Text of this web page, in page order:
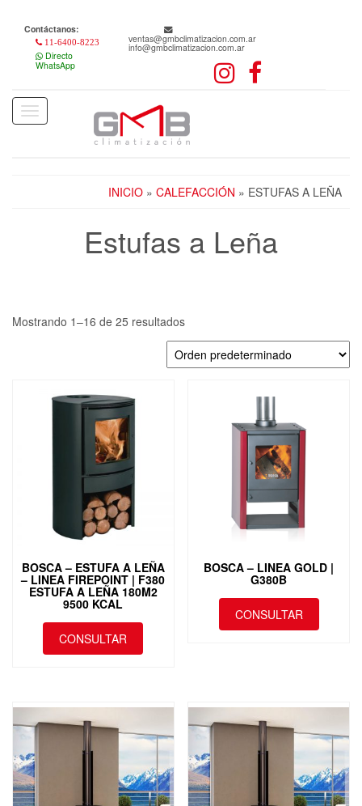
content
Contáctanos:
11-6400-8223
Directo
WhatsApp
ventas@gmbclimatizacion.com.ar
info@gmbclimatizacion.com.ar
Toggle
navigation
INICIO » CALEFACCIÓN » ESTUFAS A LEÑA
Estufas a Leña
Mostrando 1–16 de 25 resultados
BOSCA – ESTUFA A LEÑA
– LINEA FIREPOINT | F380
ESTUFA A LEÑA 180M2
9500 KCAL
CONSULTAR
BOSCA – LINEA GOLD |
G380B
CONSULTAR